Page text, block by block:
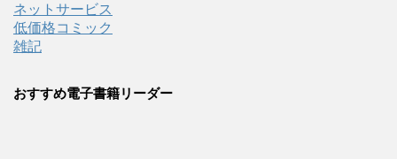
ネットサービス
低価格コミック
雑記
おすすめ電子書籍リーダー